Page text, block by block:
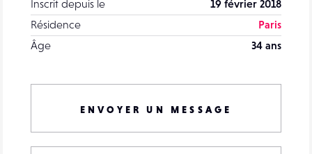
Inscrit depuis le
19 février 2018
Résidence
Paris
Âge
34 ans
ENVOYER UN MESSAGE